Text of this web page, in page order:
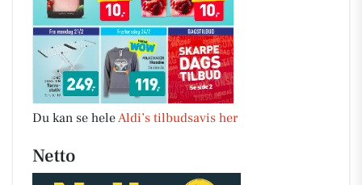
Du kan se heleAldi’s tilbudsavis her
Netto